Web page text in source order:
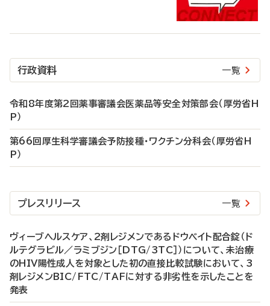
行政資料 一覧
令和8年度第2回薬事審議会医薬品等安全対策部会（厚労省H
P）
第66回厚生科学審議会予防接種・ワクチン分科会（厚労省H
P）
プレスリリース 一覧
ヴィーブヘルスケア、2剤レジメンであるドウベイト配合錠（ド
ルテグラビル／ラミブジン［DTG/3TC］）について、未治療
のHIV陽性成人を対象とした初の直接比較試験において、3
剤レジメンBIC/FTC/TAFに対する非劣性を示したことを
発表